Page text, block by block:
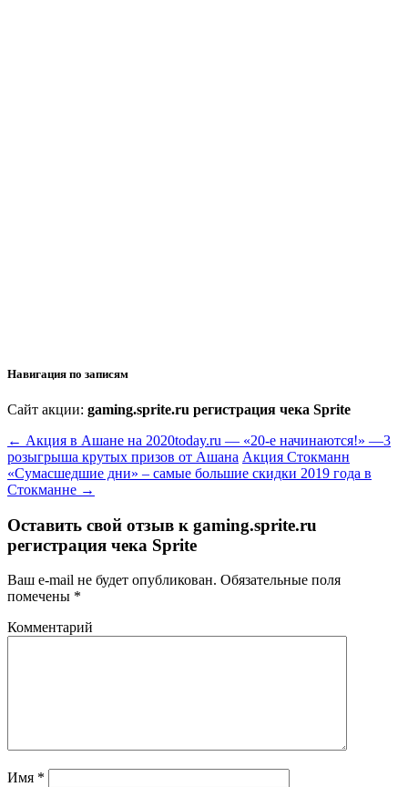
Навигация по записям
Сайт акции: gaming.sprite.ru регистрация чека Sprite
← Акция в Ашане на 2020today.ru — «20-е начинаются!» —3
розыгрыша крутых призов от Ашана Акция Стокманн
«Сумасшедшие дни» – самые большие скидки 2019 года в
Стокманне →
Оставить свой отзыв к gaming.sprite.ru
регистрация чека Sprite
Ваш e-mail не будет опубликован. Обязательные поля
помечены *
Комментарий
Имя *